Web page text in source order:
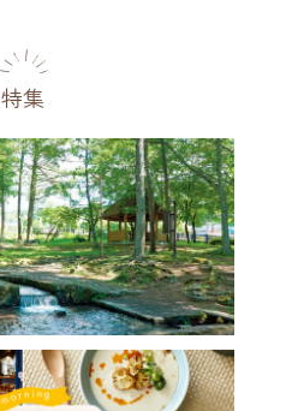
その他施設 ごはん
特集